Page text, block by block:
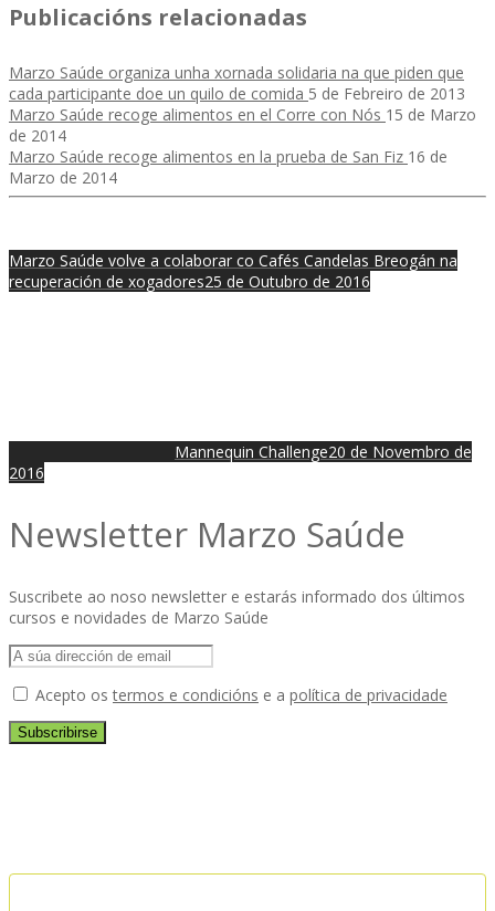
Publicacións relacionadas
Marzo Saúde organiza unha xornada solidaria na que piden que
cada participante doe un quilo de comida 5 de Febreiro de 2013
Marzo Saúde recoge alimentos en el Corre con Nós 15 de Marzo
de 2014
Marzo Saúde recoge alimentos en la prueba de San Fiz 16 de
Marzo de 2014
Marzo Saúde volve a colaborar co Cafés Candelas Breogán na
recuperación de xogadores25 de Outubro de 2016
Mannequin Challenge20 de Novembro de
2016
Newsletter Marzo Saúde
Suscribete ao noso newsletter e estarás informado dos últimos
cursos e novidades de Marzo Saúde
Acepto ostermos e condicións e a política de privacidade